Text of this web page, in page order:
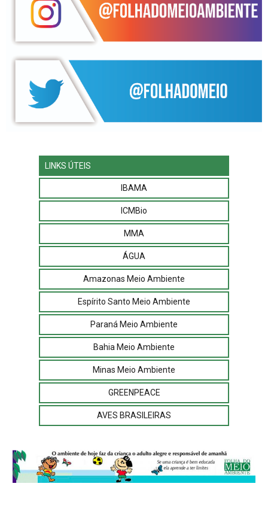
LINKS ÚTEIS
IBAMA
ICMBio
MMA
ÁGUA
Amazonas Meio Ambiente
Espírito Santo Meio Ambiente
Paraná Meio Ambiente
Bahia Meio Ambiente
Minas Meio Ambiente
GREENPEACE
AVES BRASILEIRAS